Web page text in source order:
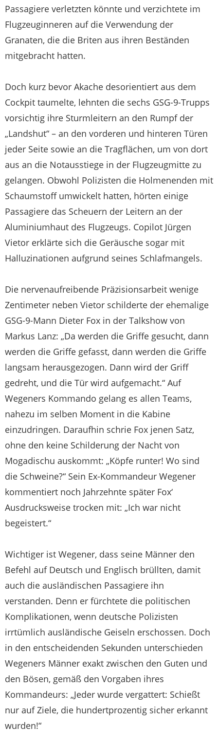
Passagiere verletzten könnte und verzichtete im
Flugzeuginneren auf die Verwendung der
Granaten, die die Briten aus ihren Beständen
mitgebracht hatten.
Doch kurz bevor Akache desorientiert aus dem
Cockpit taumelte, lehnten die sechs GSG-9-Trupps
vorsichtig ihre Sturmleitern an den Rumpf der
„Landshut“ – an den vorderen und hinteren Türen
jeder Seite sowie an die Tragflächen, um von dort
aus an die Notausstiege in der Flugzeugmitte zu
gelangen. Obwohl Polizisten die Holmenenden mit
Schaumstoff umwickelt hatten, hörten einige
Passagiere das Scheuern der Leitern an der
Aluminiumhaut des Flugzeugs. Copilot Jürgen
Vietor erklärte sich die Geräusche sogar mit
Halluzinationen aufgrund seines Schlafmangels.
Die nervenaufreibende Präzisionsarbeit wenige
Zentimeter neben Vietor schilderte der ehemalige
GSG-9-Mann Dieter Fox in der Talkshow von
Markus Lanz: „Da werden die Griffe gesucht, dann
werden die Griffe gefasst, dann werden die Griffe
langsam herausgezogen. Dann wird der Griff
gedreht, und die Tür wird aufgemacht.“ Auf
Wegeners Kommando gelang es allen Teams,
nahezu im selben Moment in die Kabine
einzudringen. Daraufhin schrie Fox jenen Satz,
ohne den keine Schilderung der Nacht von
Mogadischu auskommt: „Köpfe runter! Wo sind
die Schweine?“ Sein Ex-Kommandeur Wegener
kommentiert noch Jahrzehnte später Fox‘
Ausdrucksweise trocken mit: „Ich war nicht
begeistert.“
Wichtiger ist Wegener, dass seine Männer den
Befehl auf Deutsch und Englisch brüllten, damit
auch die ausländischen Passagiere ihn
verstanden. Denn er fürchtete die politischen
Komplikationen, wenn deutsche Polizisten
irrtümlich ausländische Geiseln erschossen. Doch
in den entscheidenden Sekunden unterschieden
Wegeners Männer exakt zwischen den Guten und
den Bösen, gemäß den Vorgaben ihres
Kommandeurs: „Jeder wurde vergattert: Schießt
nur auf Ziele, die hundertprozentig sicher erkannt
wurden!“